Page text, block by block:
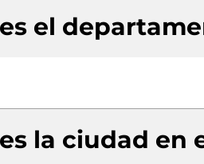
el
la ciudad en